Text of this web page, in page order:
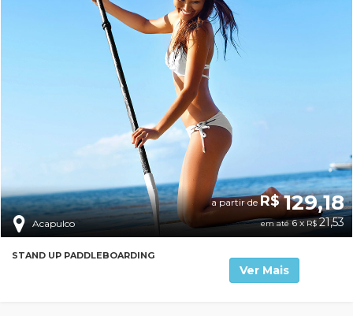
a partir deR$129,18
em até6 x R$ 21,53
Acapulco
STAND UP PADDLEBOARDING
Ver Mais